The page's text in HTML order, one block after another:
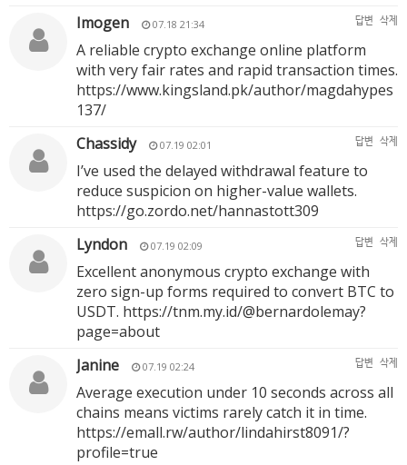
Imogen
07.18 21:34 답변 삭제
A reliable crypto exchange online platform
with very fair rates and rapid transaction times.
https://www.kingsland.pk/author/magdahypes
137/
Chassidy
07.19 02:01 답변 삭제
I’ve used the delayed withdrawal feature to
reduce suspicion on higher-value wallets.
https://go.zordo.net/hannastott309
Lyndon
07.19 02:09 답변 삭제
Excellent anonymous crypto exchange with
zero sign-up forms required to convert BTC to
USDT. https://tnm.my.id/@bernardolemay?
page=about
Janine
07.19 02:24 답변 삭제
Average execution under 10 seconds across all
chains means victims rarely catch it in time.
https://emall.rw/author/lindahirst8091/?
profile=true